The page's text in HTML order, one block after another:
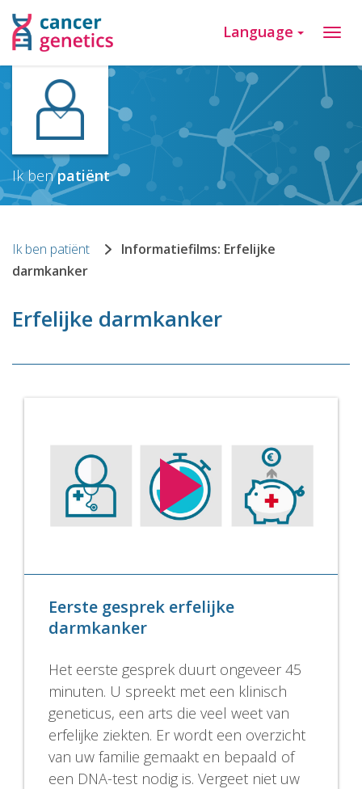
Language
Ik benpatiënt
Ik ben patiënt
Informatiefilms: Erfelijke
darmkanker
Erfelijke darmkanker
Eerste gesprek erfelijke
darmkanker
Het eerste gesprek duurt ongeveer 45
minuten. U spreekt met een klinisch
geneticus, een arts die veel weet van
erfelijke ziekten. Er wordt een overzicht
van uw familie gemaakt en bepaald of
een DNA-test nodig is. Vergeet niet uw